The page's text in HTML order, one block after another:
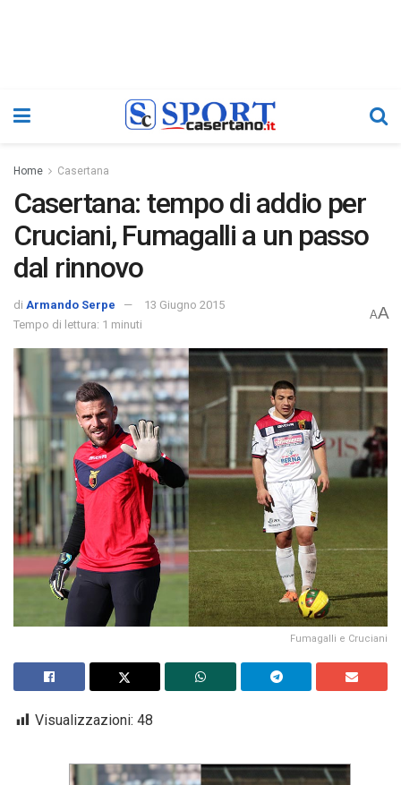
Home Casertana
Casertana: tempo di addio per
Cruciani, Fumagalli a un passo
dal rinnovo
di Armando Serpe
13 Giugno 2015
Tempo di lettura: 1 minuti
AA
Fumagalli e Cruciani
Visualizzazioni: 48